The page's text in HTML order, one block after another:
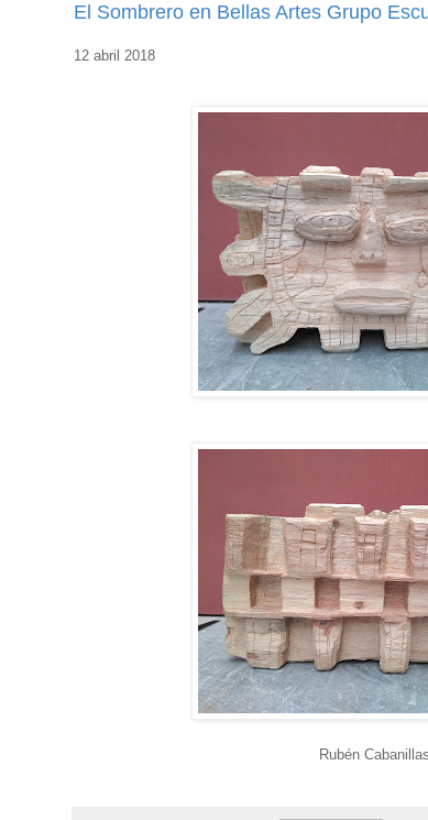
El Sombrero en Bellas Artes Grupo
12 abril 2018
Rubén Cabanillas